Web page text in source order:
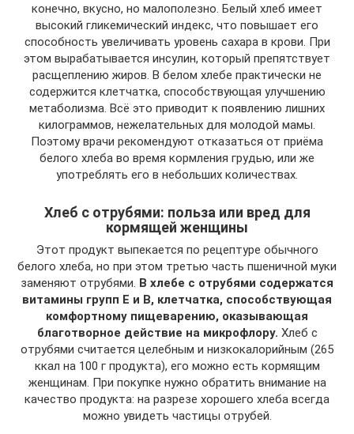
конечно, вкусно, но малополезно. Белый хлеб имеет
высокий гликемический индекс, что повышает его
способность увеличивать уровень сахара в крови. При
этом вырабатывается инсулин, который препятствует
расщеплению жиров. В белом хлебе практически не
содержится клетчатка, способствующая улучшению
метаболизма. Всё это приводит к появлению лишних
килограммов, нежелательных для молодой мамы.
Поэтому врачи рекомендуют отказаться от приёма
белого хлеба во время кормления грудью, или же
употреблять его в небольших количествах.
Хлеб с отрубями: польза или вред для
кормящей женщины
Этот продукт выпекается по рецептуре обычного
белого хлеба, но при этом третью часть пшеничной муки
заменяют отрубями. В хлебе с отрубями содержатся
витамины групп Е и В, клетчатка, способствующая
комфортному пищеварению, оказывающая
благотворное действие на микрофлору. Хлеб с
отрубями считается целебным и низкокалорийным (265
ккал на 100 г продукта), его можно есть кормящим
женщинам. При покупке нужно обратить внимание на
качество продукта: на разрезе хорошего хлеба всегда
можно увидеть частицы отрубей.